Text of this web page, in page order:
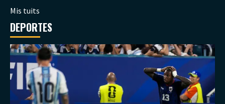
Mis tuits
DEPORTES